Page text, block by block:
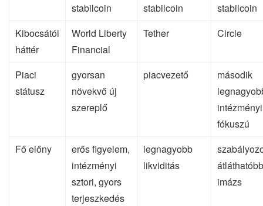
stabilcoin
stabilcoin
stabilcoin
Kibocsátói
háttér
World Liberty
Financial
Tether Circle
Piaci
státusz
gyorsan
növekvő új
szereplő
piacvezető
második
intézményi
fókuszú
Fő előny
erős figyelem,
intézményi
sztori, gyors
terjeszkedés
legnagyobb
likviditás
átláthatóbb
imázs